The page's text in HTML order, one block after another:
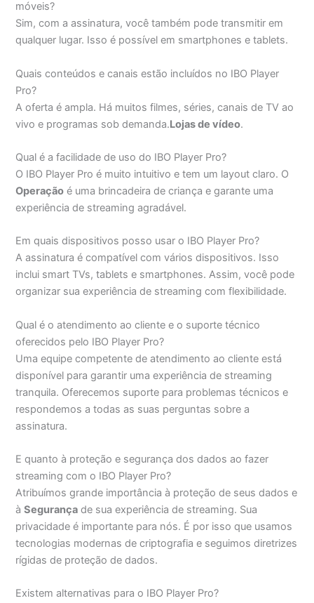
móveis?
Sim, com a assinatura, você também pode transmitir em
qualquer lugar. Isso é possível em smartphones e tablets.
Quais conteúdos e canais estão incluídos no IBO Player
Pro?
A oferta é ampla. Há muitos filmes, séries, canais de TV ao
vivo e programas sob demanda.Lojas de vídeo.
Qual é a facilidade de uso do IBO Player Pro?
O IBO Player Pro é muito intuitivo e tem um layout claro. O
Operação é uma brincadeira de criança e garante uma
experiência de streaming agradável.
Em quais dispositivos posso usar o IBO Player Pro?
A assinatura é compatível com vários dispositivos. Isso
inclui smart TVs, tablets e smartphones. Assim, você pode
organizar sua experiência de streaming com flexibilidade.
Qual é o atendimento ao cliente e o suporte técnico
oferecidos pelo IBO Player Pro?
Uma equipe competente de atendimento ao cliente está
disponível para garantir uma experiência de streaming
tranquila. Oferecemos suporte para problemas técnicos e
respondemos a todas as suas perguntas sobre a
assinatura.
E quanto à proteção e segurança dos dados ao fazer
streaming com o IBO Player Pro?
Atribuímos grande importância à proteção de seus dados e
àSegurança de sua experiência de streaming. Sua
privacidade é importante para nós. É por isso que usamos
tecnologias modernas de criptografia e seguimos diretrizes
rígidas de proteção de dados.
Existem alternativas para o IBO Player Pro?